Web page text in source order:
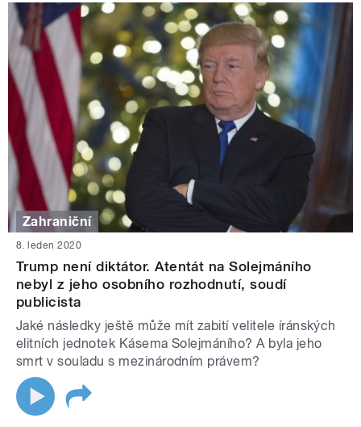
Zahraniční
8. leden 2020
Trump není diktátor. Atentát na Solejmáního
nebyl z jeho osobního rozhodnutí, soudí
publicista
Jaké následky ještě může mít zabití velitele íránských
elitních jednotek Kásema Solejmáního? A byla jeho
smrt v souladu s mezinárodním právem?